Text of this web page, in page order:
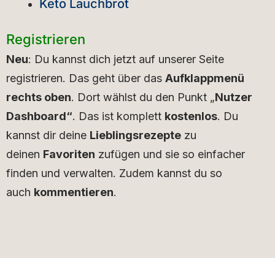
Keto Lauchbrot
Registrieren
Neu: Du kannst dich jetzt auf unserer Seite
registrieren. Das geht über das Aufklappmenü
rechts oben. Dort wählst du den Punkt „Nutzer
Dashboard“. Das ist komplett kostenlos. Du
kannst dir deine Lieblingsrezepte zu
deinen Favoriten zufügen und sie so einfacher
finden und verwalten. Zudem kannst du so
auch kommentieren.